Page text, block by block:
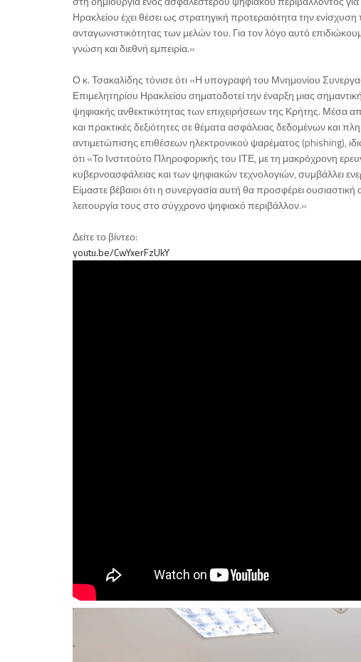
Ηρακλείου έχει θέσει ως στρατηγική προτεραιότητα την
ανταγωνιστικότητας των μελών του. Για τον λόγο αυτό
γνώση και διεθνή εμπειρία.»
Ο κ. Τσακαλίδης τόνισε ότι «Η υπογραφή του Μνημονίου
Επιμελητηρίου Ηρακλείου σηματοδοτεί την έναρξη μιας
ψηφιακής ανθεκτικότητας των επιχειρήσεων της Κρήτης. Μέσα
και πρακτικές δεξιότητες σε θέματα ασφάλειας δεδομένων
αντιμετώπισης επιθέσεων ηλεκτρονικού ψαρέματος (phishing),
ότι «Το Ινστιτούτο Πληροφορικής του ΙΤΕ, με τη μακρόχρονη
κυβερνοασφάλειας και των ψηφιακών τεχνολογιών, συμβάλλει
Είμαστε βέβαιοι ότι η συνεργασία αυτή θα προσφέρει ουσιαστική
λειτουργία τους στο σύγχρονο ψηφιακό περιβάλλον.»
Δείτε το βίντεο:
youtu.be/CwYxerFzUkY